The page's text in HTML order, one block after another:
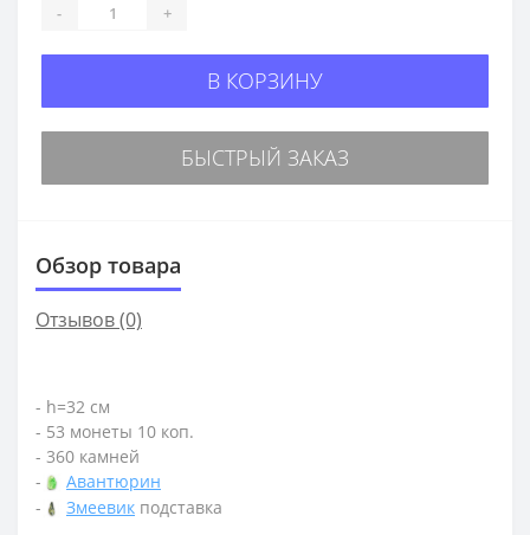
- +
В КОРЗИНУ
БЫСТРЫЙ ЗАКАЗ
Обзор товара
Отзывов (0)
- h=32 см
- 53 монеты 10 коп.
- 360 камней
-
Авантюрин
-
Змеевик подставка